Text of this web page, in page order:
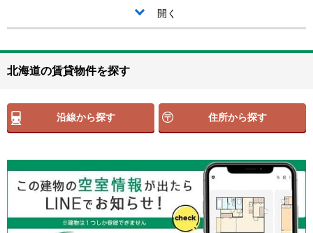
開く
北海道の賃貸物件を探す
沿線から探す 住所から探す